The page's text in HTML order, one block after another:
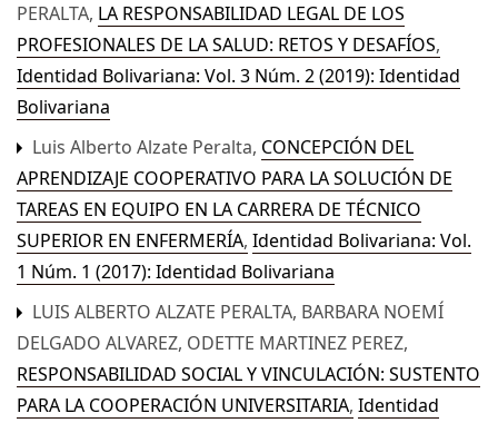
PERALTA, LA RESPONSABILIDAD LEGAL DE LOS
PROFESIONALES DE LA SALUD: RETOS Y DESAFÍOS,
Identidad Bolivariana: Vol. 3 Núm. 2 (2019): Identidad
Bolivariana
Luis Alberto Alzate Peralta, CONCEPCIÓN DEL
APRENDIZAJE COOPERATIVO PARA LA SOLUCIÓN DE
TAREAS EN EQUIPO EN LA CARRERA DE TÉCNICO
SUPERIOR EN ENFERMERÍA, Identidad Bolivariana: Vol.
1 Núm. 1 (2017): Identidad Bolivariana
LUIS ALBERTO ALZATE PERALTA, BARBARA NOEMÍ
DELGADO ALVAREZ, ODETTE MARTINEZ PEREZ,
RESPONSABILIDAD SOCIAL Y VINCULACIÓN: SUSTENTO
PARA LA COOPERACIÓN UNIVERSITARIA, Identidad